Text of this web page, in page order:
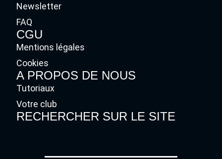
Newsletter
FAQ
CGU
Mentions légales
Cookies
A PROPOS DE NOUS
Tutoriaux
Votre club
RECHERCHER SUR LE SITE